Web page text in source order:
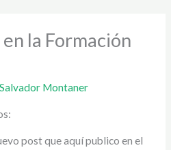
la Formación
Salvador Montaner
post que aquí publico en el